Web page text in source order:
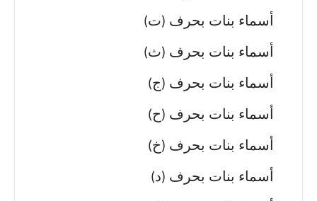
أسماء بنات بحرف (ت)
أسماء بنات بحرف (ث)
أسماء بنات بحرف (ج)
أسماء بنات بحرف (ح)
أسماء بنات بحرف (خ)
أسماء بنات بحرف (د)